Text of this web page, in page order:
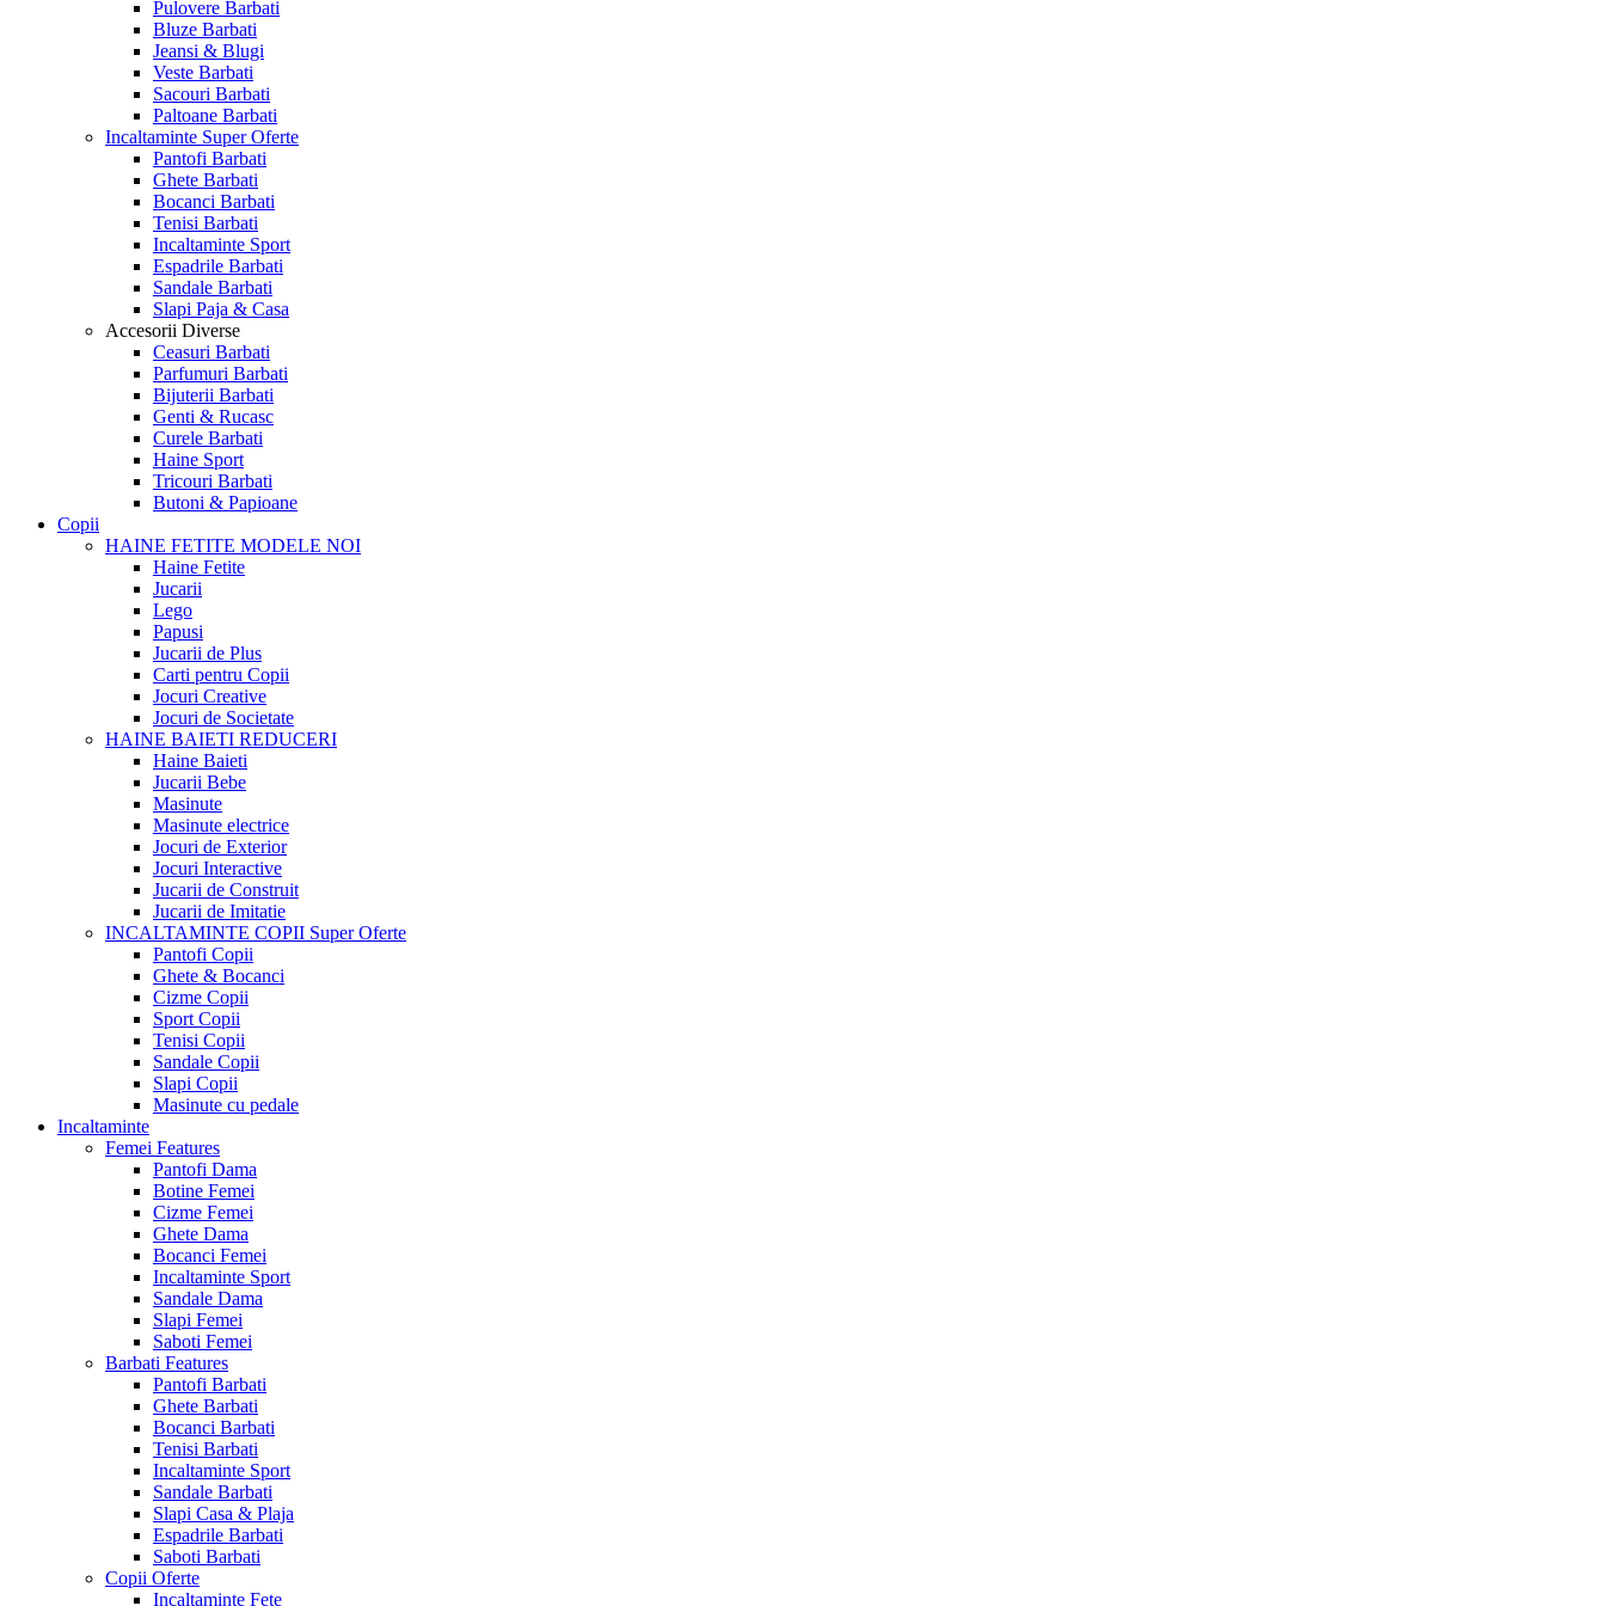
Pulovere Barbati
Bluze Barbati
Jeansi & Blugi
Veste Barbati
Sacouri Barbati
Paltoane Barbati
Incaltaminte Super Oferte
Pantofi Barbati
Ghete Barbati
Bocanci Barbati
Tenisi Barbati
Incaltaminte Sport
Espadrile Barbati
Sandale Barbati
Slapi Paja & Casa
Accesorii Diverse
Ceasuri Barbati
Parfumuri Barbati
Bijuterii Barbati
Genti & Rucasc
Curele Barbati
Haine Sport
Tricouri Barbati
Butoni & Papioane
Copii
HAINE FETITE MODELE NOI
Haine Fetite
Jucarii
Lego
Papusi
Jucarii de Plus
Carti pentru Copii
Jocuri Creative
Jocuri de Societate
HAINE BAIETI REDUCERI
Haine Baieti
Jucarii Bebe
Masinute
Masinute electrice
Jocuri de Exterior
Jocuri Interactive
Jucarii de Construit
Jucarii de Imitatie
INCALTAMINTE COPII Super Oferte
Pantofi Copii
Ghete & Bocanci
Cizme Copii
Sport Copii
Tenisi Copii
Sandale Copii
Slapi Copii
Masinute cu pedale
Incaltaminte
Femei Features
Pantofi Dama
Botine Femei
Cizme Femei
Ghete Dama
Bocanci Femei
Incaltaminte Sport
Sandale Dama
Slapi Femei
Saboti Femei
Barbati Features
Pantofi Barbati
Ghete Barbati
Bocanci Barbati
Tenisi Barbati
Incaltaminte Sport
Sandale Barbati
Slapi Casa & Plaja
Espadrile Barbati
Saboti Barbati
Copii Oferte
Incaltaminte Fete